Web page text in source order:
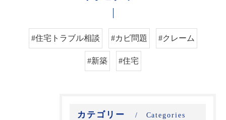
#住宅トラブル相談 #カビ問題 #クレーム
#新築 #住宅
カテゴリー Categories